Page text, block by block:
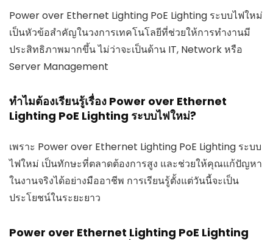
Power over Ethernet Lighting PoE Lighting ระบบไฟใหม่
เป็นหัวข้อสำคัญในวงการเทคโนโลยีที่ช่วยให้การทำงานมี
ประสิทธิภาพมากขึ้น ไม่ว่าจะเป็นด้าน IT, Network หรือ
Server Management
ทำไมต้องเรียนรู้เรื่อง Power over Ethernet
Lighting PoE Lighting ระบบไฟใหม่?
เพราะ Power over Ethernet Lighting PoE Lighting ระบบ
ไฟใหม่ เป็นทักษะที่ตลาดต้องการสูง และช่วยให้คุณแก้ปัญหา
ในงานจริงได้อย่างมืออาชีพ การเรียนรู้ตั้งแต่วันนี้จะเป็น
ประโยชน์ในระยะยาว
Power over Ethernet Lighting PoE Lighting